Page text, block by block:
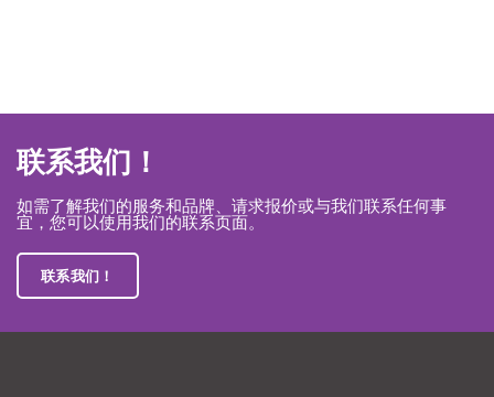
联系我们！
如需了解我们的服务和品牌、请求报价或与我们联系任何事
宜，您可以使用我们的联系页面。
联系我们！